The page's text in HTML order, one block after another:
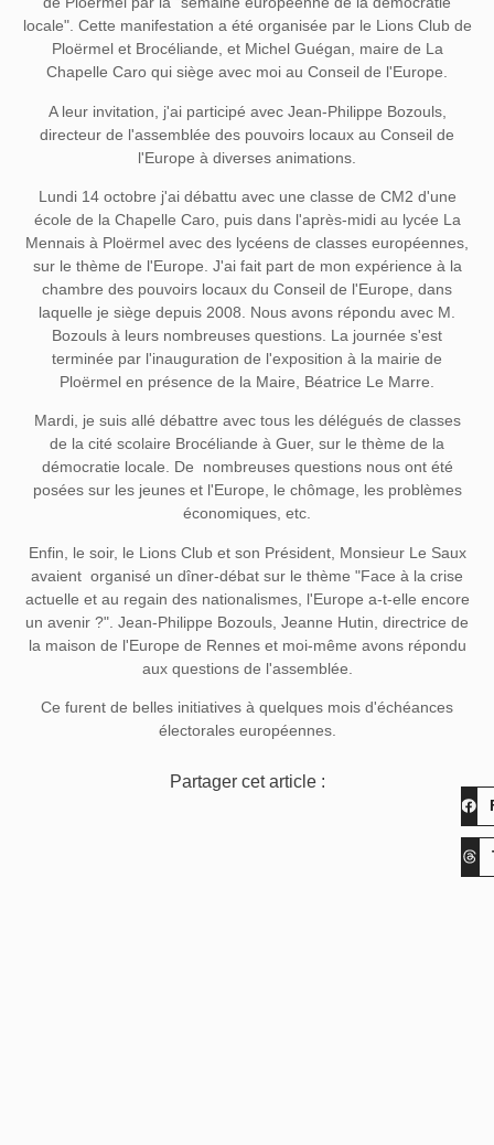
locale". Cette manifestation a été organisée par le Lions Club de
Ploërmel et Brocéliande, et Michel Guégan, maire de La
Chapelle Caro qui siège avec moi au Conseil de l'Europe.
A leur invitation, j'ai participé avec Jean-Philippe Bozouls,
directeur de l'assemblée des pouvoirs locaux au Conseil de
l'Europe à diverses animations.
Lundi 14 octobre j'ai débattu avec une classe de CM2 d'une
école de la Chapelle Caro, puis dans l'après-midi au lycée La
Mennais à Ploërmel avec des lycéens de classes européennes,
sur le thème de l'Europe. J'ai fait part de mon expérience à la
chambre des pouvoirs locaux du Conseil de l'Europe, dans
laquelle je siège depuis 2008. Nous avons répondu avec M.
Bozouls à leurs nombreuses questions. La journée s'est
terminée par l'inauguration de l'exposition à la mairie de
Ploërmel en présence de la Maire, Béatrice Le Marre.
Mardi, je suis allé débattre avec tous les délégués de classes
de la cité scolaire Brocéliande à Guer, sur le thème de la
démocratie locale. De nombreuses questions nous ont été
posées sur les jeunes et l'Europe, le chômage, les problèmes
économiques, etc.
Enfin, le soir, le Lions Club et son Président, Monsieur Le Saux
avaient organisé un dîner-débat sur le thème "Face à la crise
actuelle et au regain des nationalismes, l'Europe a-t-elle encore
un avenir ?". Jean-Philippe Bozouls, Jeanne Hutin, directrice de
la maison de l'Europe de Rennes et moi-même avons répondu
aux questions de l'assemblée.
Ce furent de belles initiatives à quelques mois d'échéances
électorales européennes.
Partager cet article :